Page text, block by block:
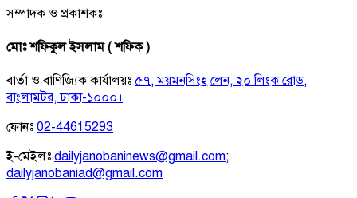
সম্পাদক ও প্রকাশকঃ
মোঃ শফিকুল ইসলাম ( শফিক )
বার্তা ও বাণিজ্যিক কার্যালয়ঃ ৫৭, ময়মনসিংহ লেন, ২০ লিংক রোড,
বাংলামটর, ঢাকা-১০০০।
ফোনঃ 02-44615293
ই-মেইলঃ dailyjanobaninews@gmail.com;
dailyjanobaniad@gmail.com